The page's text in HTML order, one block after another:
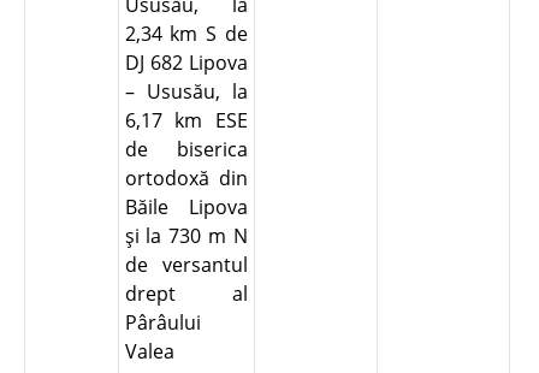
2,34 km S de
DJ 682 Lipova
– Ususău, la
6,17 km ESE
de biserica
ortodoxă din
Băile Lipova
şi la 730 m N
de versantul
drept al
Pârâului
Valea